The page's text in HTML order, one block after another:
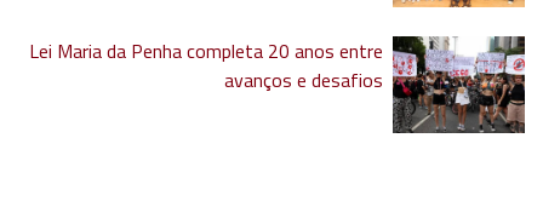
Lei Maria da Penha completa 20 anos entre
avanços e desafios